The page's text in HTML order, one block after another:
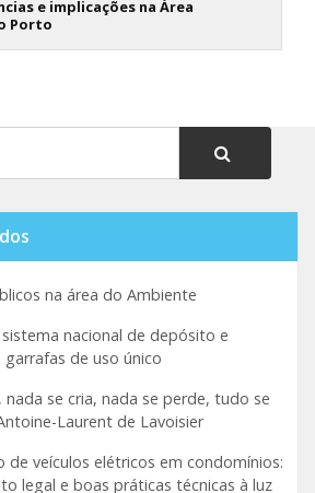
e implicações na Área
Porto
na área do Ambiente
nacional de depósito e
de uso único
nada se cria, nada se perde, tudo se
Laurent de Lavoisier
de veículos elétricos em condomínios:
legal e boas práticas técnicas à luz